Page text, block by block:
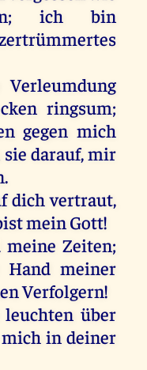
ich
bin
Verleumdung
ringsum;
gegen mich
sie darauf,mir
.
dich vertraut,
meinGott!
meine Zeiten;
Hand meiner
Verfolgern!
leuchten über
mich in deiner